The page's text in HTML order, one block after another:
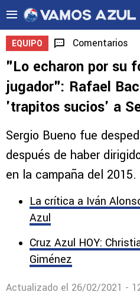
EQUIPO Comentarios
"Lo echaron por su
jugador": Rafael
'trapitos sucios' a
Sergio Bueno fue
después de haber
en la campaña del 2015.
La crítica a Iván
Azul
Cruz Azul HOY:
Giménez
Actualizado el 26/02/2021 -